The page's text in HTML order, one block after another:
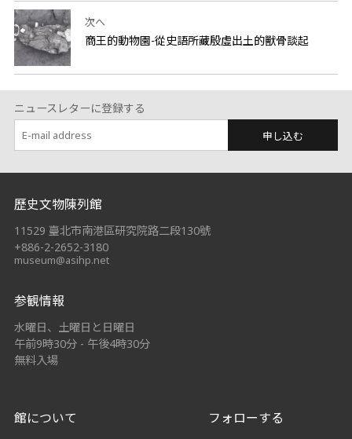
次へ
商王的動物園-從史語所藏殷虛出土的獸骨談起
ニュースレターに登録する
申し込む
:::
歷史文物陳列館
11529 臺北市南港區研究院路二段130號
+886-2-2652-3180
museum@asihp.net
参観情報
水曜日、土曜日と日曜日
午前9時30分 - 午後4時30分
無料入場
館について フォローする